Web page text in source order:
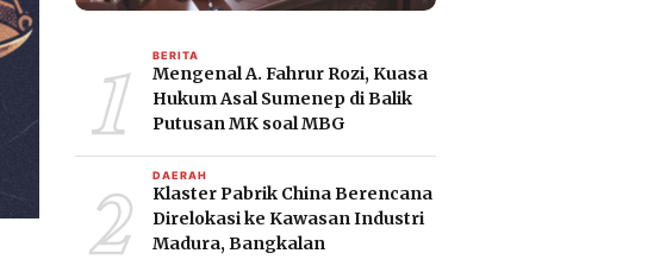
1 BERITA
Mengenal A. Fahrur Rozi, Kuasa
Hukum Asal Sumenep di Balik
Putusan MK soal MBG
2 DAERAH
Klaster Pabrik China Berencana
Direlokasi ke Kawasan Industri
Madura, Bangkalan